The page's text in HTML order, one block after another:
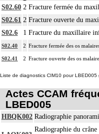
sans drainage.
S02.60 2 Fracture fermée du
S02.61 2 Fracture ouverte du
S02.6
1 Fracture du maxillaire
S02.40 2 Fracture fermée des os
S02.41 2 Fracture ouverte des os
Liste de diagnostics CIM10 pour
Actes CCAM
LBED005
HBQK002 Radiographie
Radiographie du